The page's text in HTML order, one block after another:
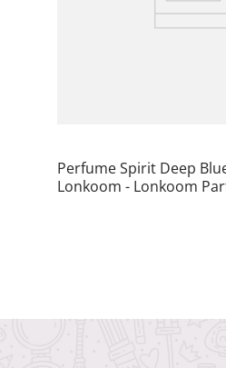
Perfume Spirit Deep
Lonkoom - Lonkoom